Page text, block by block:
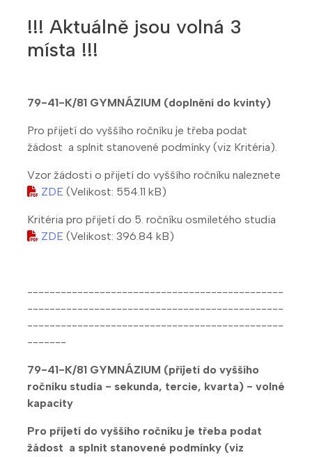
!!! Aktuálně jsou volná 3
místa !!!
79-41-K/81 GYMNÁZIUM (doplnění do kvinty)
Pro přijetí do vyššího ročníku je třeba podat
žádost a splnit stanovené podmínky (viz Kritéria).
Vzor žádosti o přijetí do vyššího ročníku naleznete
ZDE (Velikost: 554.11 kB)
Kritéria pro přijetí do 5. ročníku osmiletého studia
ZDE (Velikost: 396.84 kB)
----------------------------------------------
----------------------------------------------
----------------------------------------------
-------
79-41-K/81 GYMNÁZIUM (přijetí do vyššího
ročníku studia - sekunda, tercie, kvarta) - volné
kapacity
Pro přijetí do vyššího ročníku je třeba podat
žádost a splnit stanovené podmínky (viz